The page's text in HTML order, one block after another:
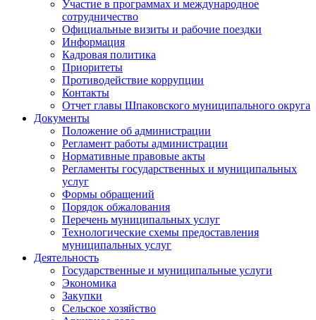
Участие в программах и международное
сотрудничество
Официальные визиты и рабочие поездки
Информация
Кадровая политика
Приоритеты
Противодействие коррупции
Контакты
Отчет главы Шпаковского муниципального округа
Документы
Положение об администрации
Регламент работы администрации
Нормативные правовые акты
Регламенты государственных и муниципальных
услуг
Формы обращений
Порядок обжалования
Перечень муниципальных услуг
Технологические схемы предоставления
муниципальных услуг
Деятельность
Государственные и муниципальные услуги
Экономика
Закупки
Сельское хозяйство